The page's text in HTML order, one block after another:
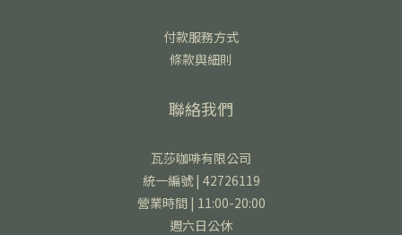
付款服務方式
條款與細則
聯絡我們
瓦莎咖啡有限公司
統一編號 | 42726119
營業時間 | 11:00-20:00
週六日公休